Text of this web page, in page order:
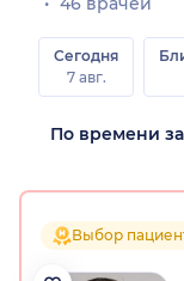
Сегодня
7 авг.
Выбор